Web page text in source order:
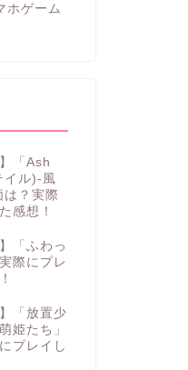
ホゲーム
「Ash
ル)‐風
は？実際
感想！
「ふわっ
際にプレ
「放置少
姫たち」
プレイし